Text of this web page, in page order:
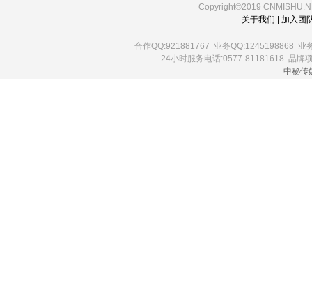
Copyright©2019
关于我们
加入团
合作QQ:921881767 业务QQ:1245198868 业
24小时服务电话:0577-81181618 品牌
中秘传